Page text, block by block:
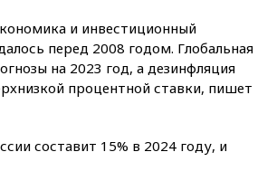
вчера, 21:35Машков: в РФ
подготовили концепцию
развития театрального
искусства до 2035 года
РФ разрешило продажу
бензина старых
и инвестиционный
перед 2008 годом. Глобальная
на 2023 год, а дезинфляция
процентной ставки, пишет
составит 15% в 2024 году, и